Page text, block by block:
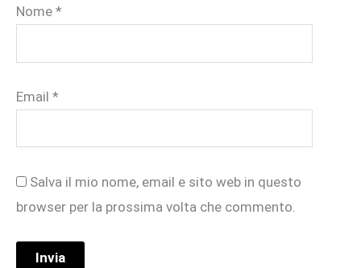
Nome *
Email *
Salva il mio nome, email e sito web in questo
browser per la prossima volta che commento.